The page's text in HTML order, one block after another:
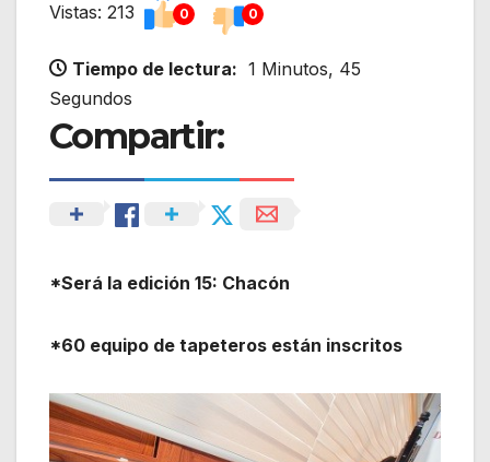
Vistas: 213 0 0
Tiempo de lectura: 1 Minutos, 45
Segundos
Compartir:
*Será la edición 15: Chacón
*60 equipo de tapeteros están inscritos